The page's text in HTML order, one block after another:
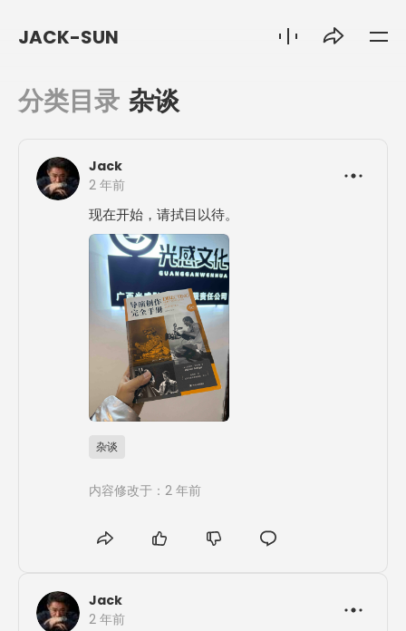
JACK-SUN
分类目录 杂谈
Jack
2 年前
现在开始，请拭目以待。
杂谈
内容修改于：2 年前
Jack
2 年前